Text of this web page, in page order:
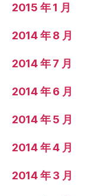
2015 年 1 月
2014 年 8 月
2014 年 7 月
2014 年 6 月
2014 年 5 月
2014 年 4 月
2014 年 3 月